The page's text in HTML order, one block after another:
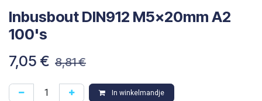
Inbusbout DIN912 M5x20mm A2
100's
7,05 € 8,81€
In winkelmandje